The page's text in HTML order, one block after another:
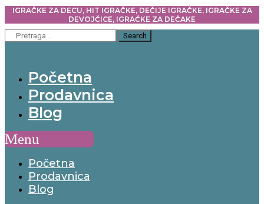
IGRAČKE ZA DECU, HIT IGRAČKE, DEČIJE IGRAČKE, IGRAČKE ZA
DEVOJČICE, IGRAČKE ZA DEČAKE
Search
Početna
Prodavnica
Blog
Menu
Početna
Prodavnica
Blog